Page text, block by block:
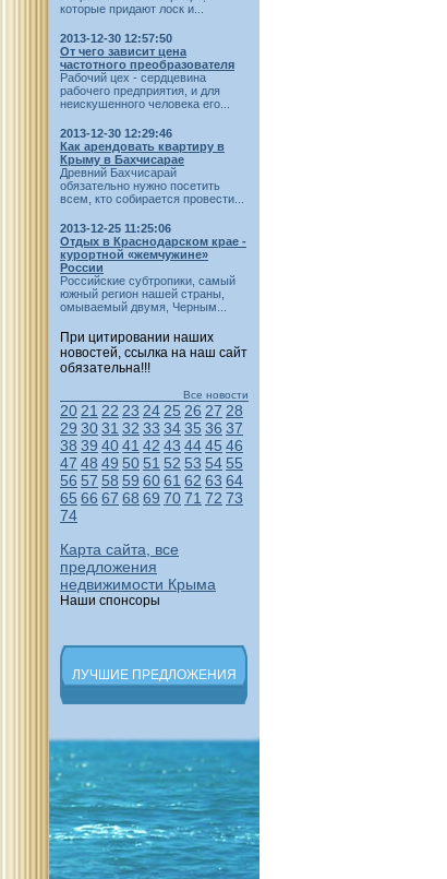
которые придают лоск и...
2013-12-30 12:57:50
От чего зависит цена
частотного преобразователя
Рабочий цех - сердцевина
рабочего предприятия, и для
неискушенного человека его...
2013-12-30 12:29:46
Как арендовать квартиру в
Крыму в Бахчисарае
Древний Бахчисарай
обязательно нужно посетить
всем, кто собирается провести...
2013-12-25 11:25:06
Отдых в Краснодарском крае -
курортной «жемчужине»
России
Российские субтропики, самый
южный регион нашей страны,
омываемый двумя, Черным...
При цитировании наших
новостей, ссылка на наш сайт
обязательна!!!
Все новости
20 21 22 23 24 25 26 27 28
29 3031 32 33 3435 36 37
38 39 4041 42 43 4445 46
47 48 49 50 51 52 53 54 55
56 57 58 59 6061 62 63 64
65 66 67 68 69 7071 72 73
74
Карта сайта, все
предложения
недвижимости Крыма
Наши спонсоры
ЛУЧШИЕ ПРЕДЛОЖЕНИЯ